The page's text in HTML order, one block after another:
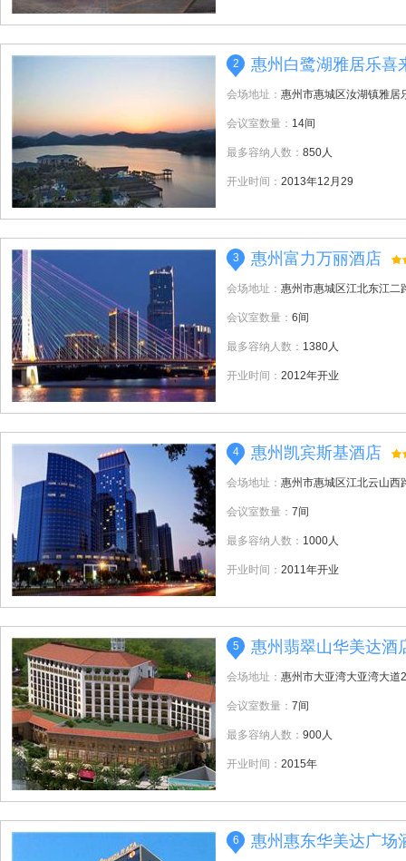
2 惠州白鹭湖雅居乐喜
会场地址： 惠州市惠城区汝湖镇雅居
会议室数量： 14间
最多容纳人数： 850人
开业时间： 2013年12月29
3 惠州富力万丽酒店
会场地址： 惠州市惠城区江北东江二
会议室数量： 6间
最多容纳人数： 1380人
开业时间： 2012年开业
4 惠州凯宾斯基酒店
会场地址： 惠州市惠城区江北云山西
会议室数量： 7间
最多容纳人数： 1000人
开业时间： 2011年开业
5 惠州翡翠山华美达酒
会场地址： 惠州市大亚湾大亚湾大道
会议室数量： 7间
最多容纳人数： 900人
开业时间： 2015年
6 惠州惠东华美达广场